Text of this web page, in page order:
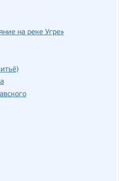
на реке Угре»